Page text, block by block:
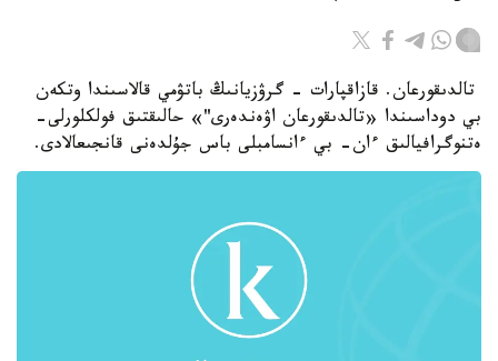
تالدىقورعان. قازاقپارات - گرۋزيانىڭ باتۋمي قالاسىندا وتكەن
بي دوداسىندا «تالدىقورعان اۋەندەرى"» حالىقتىق فولكلورلى-
ەتنوگرافيالىق ءان- بي ءانسامبلى باس جۇلدەنى قانجىعالادى.